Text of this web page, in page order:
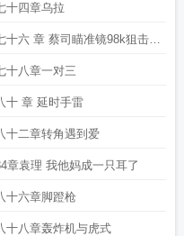
十四章乌拉
十六 章 蔡司瞄准镜98k狙击步
十八章一对三
十 章 延时手雷
十二章转角遇到爱
章袁理 我他妈成一只耳了
十六章脚蹬枪
十八章轰炸机与虎式